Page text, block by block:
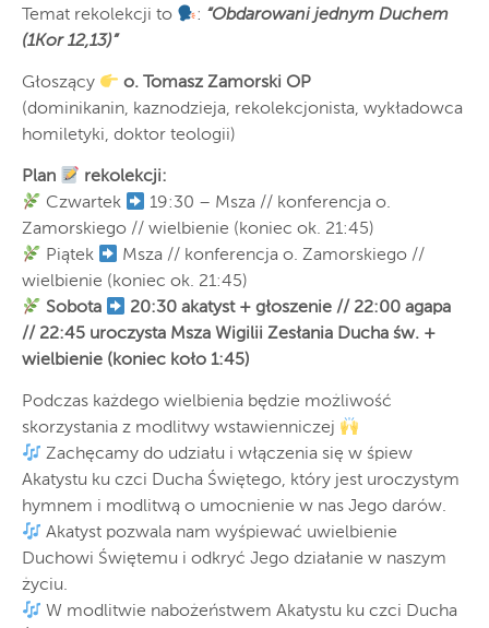
Temat rekolekcji to : “Obdarowani jednym Duchem
(1Kor 12,13)”
Głoszący
o. Tomasz Zamorski OP
(dominikanin, kaznodzieja, rekolekcjonista, wykładowca
homiletyki, doktor teologii)
Plan
rekolekcji:
Czwartek
19:30 – Msza // konferencja o.
Zamorskiego // wielbienie (koniec ok. 21:45)
Piątek
Msza // konferencja o. Zamorskiego //
wielbienie (koniec ok. 21:45)
Sobota
20:30 akatyst + głoszenie // 22:00 agapa
// 22:45 uroczysta Msza Wigilii Zesłania Ducha św. +
wielbienie (koniec koło 1:45)
Podczas każdego wielbienia będzie możliwość
skorzystania z modlitwy wstawienniczej
Zachęcamy do udziału i włączenia się w śpiew
Akatystu ku czci Ducha Świętego, który jest uroczystym
hymnem i modlitwą o umocnienie w nas Jego darów.
Akatyst pozwala nam wyśpiewać uwielbienie
Duchowi Świętemu i odkryć Jego działanie w naszym
życiu.
W modlitwie nabożeństwem Akatystu ku czci Ducha